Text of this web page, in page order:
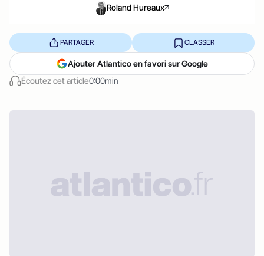
Roland Hureaux
Écoutez cet article0:00min
PARTAGER CLASSER
Ajouter Atlantico en favori sur Google